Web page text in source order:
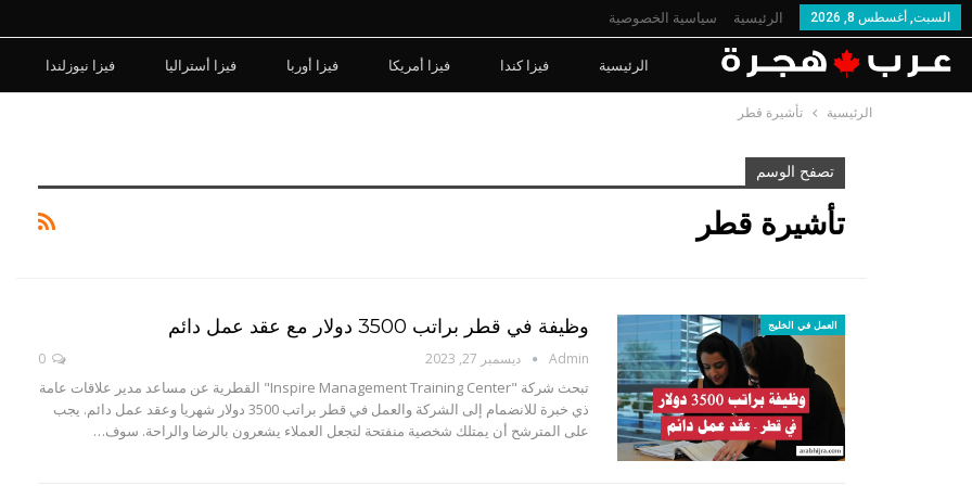
السبت, أغسطس 8, 2026 الرئيسية سياسية الخصوصية
الرئيسية فيزا كندا فيزا أمريكا فيزا أوربا فيزا أستراليا فيزا نيوزلندا
الرئيسية تأشيرة قطر
تصفح الوسم
تأشيرة قطر
العمل في الخليج وظيفة في قطر براتب 3500 دولار مع عقد عمل دائم
Admin ديسمبر 27, 2023 0
تبحث شركة "Inspire Management Training Center" القطرية عن مساعد مدير علاقات عامة
ذي خبرة للانضمام إلى الشركة والعمل في قطر براتب 3500 دولار شهريا وعقد عمل دائم. يجب
على المترشح أن يمتلك شخصية منفتحة لتجعل العملاء يشعرون بالرضا والراحة. سوف…